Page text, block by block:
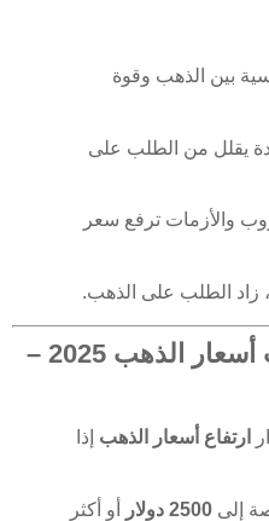
بين الذهب وقوة
يقلل من الطلب على
والأزمات ترفع سعر
زاد الطلب على الذهب.
الفصل الخامس: توقعات أسعار الذهب 2025 –
ارتفاع أسعار الذهب إذا
إلى 2500 دولار
أو أكثر